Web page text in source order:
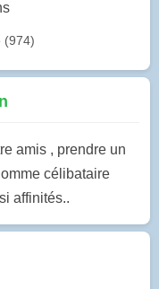
(974)
amis , prendre un
célibataire
affinités..